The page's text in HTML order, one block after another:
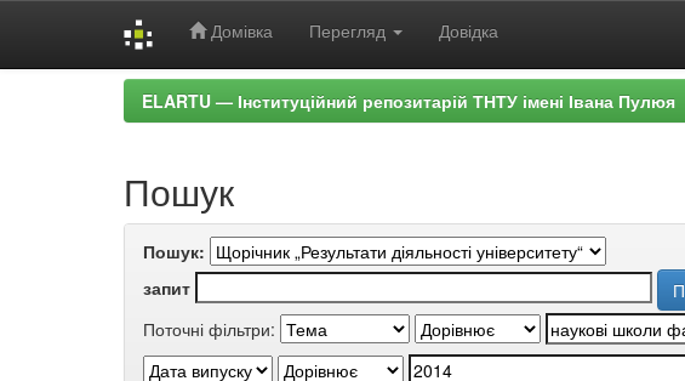
Домівка Перегляд Довідка
ELARTU — Інституційний репозитарій ТНТУ імені Івана Пулюя
Пошук
Пошук:
запит
Поточні фільтри: